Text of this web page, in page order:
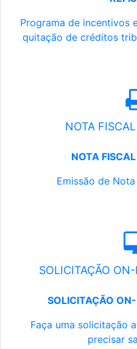
Programa de incentivos
quitação de créditos
NOTA
NOTA
Emissão de
SOLICITAÇÃO
SOLICITAÇÃO
Faça uma solicitação
precisar